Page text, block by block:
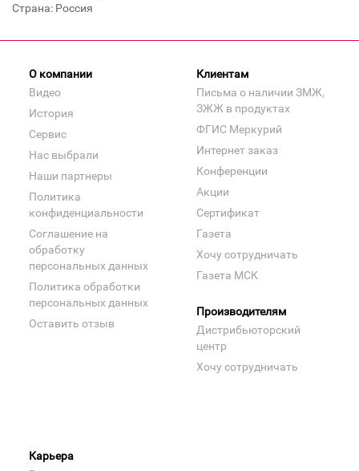
Страна: Россия
О компании
Видео
История
Сервис
Нас выбрали
Наши партнеры
Политика
конфиденциальности
Соглашение на
обработку
персональных данных
Политика обработки
персональных данных
Оставить отзыв
Клиентам
Письма о наличии ЗМЖ,
ЗЖЖ в продуктах
ФГИС Меркурий
Интернет заказ
Конференции
Акции
Сертификат
Газета
Хочу сотрудничать
Газета МСК
Производителям
Дистрибьюторский
центр
Хочу сотрудничать
Карьера